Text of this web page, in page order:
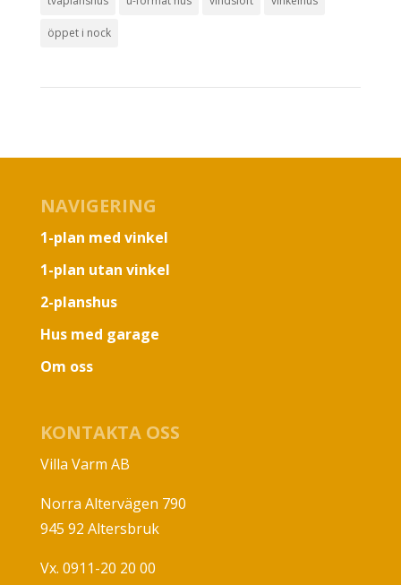
öppet i nock
NAVIGERING
1-plan med vinkel
1-plan utan vinkel
2-planshus
Hus med garage
Om oss
KONTAKTA OSS
Villa Varm AB
Norra Altervägen 790
945 92 Altersbruk
Vx. 0911-20 20 00